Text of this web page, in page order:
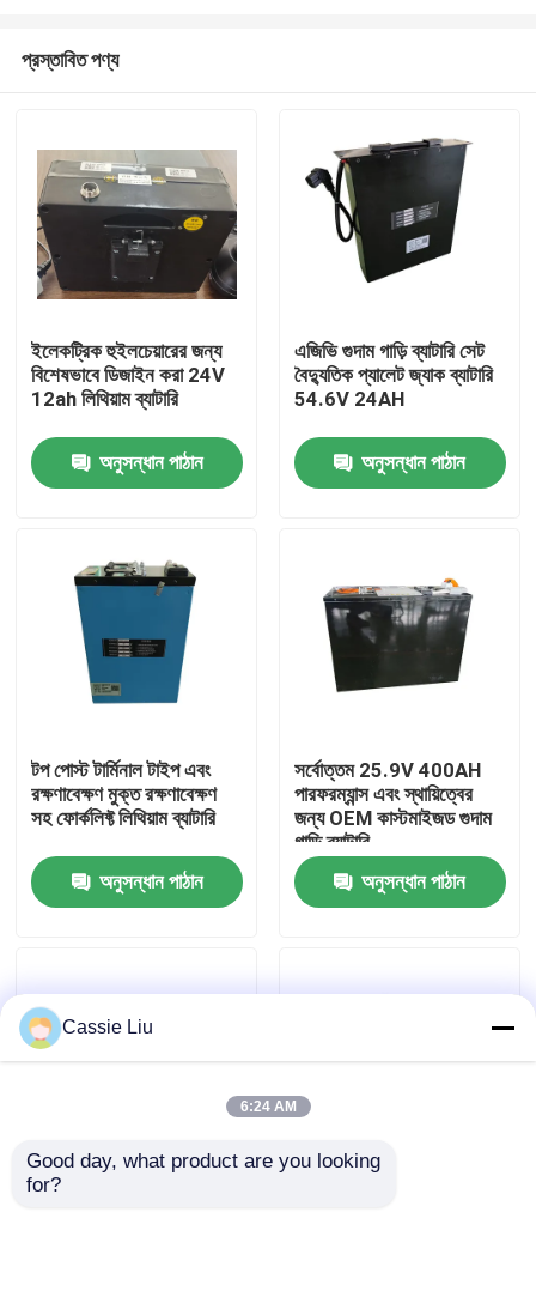
আমাদের সম্পর্কে
কারখানা ভ্রমণ
মান নিয়ন্ত্রণ
ফর্কলিফ্ট লিথিয়াম ব্যাটারি
প্রস্তাবিত পণ্য
ইলেকট্রিক হুইলচেয়ারের জন্য
বিশেষভাবে ডিজাইন করা 24V
12ah লিথিয়াম ব্যাটারি
অনুসন্ধান পাঠান
এজিভি গুদাম গাড়ি ব্যাটারি সেট
বৈদ্যুতিক প্যালেট জ্যাক ব্যাটারি
54.6V 24AH
অনুসন্ধান পাঠান
টপ পোস্ট টার্মিনাল টাইপ এবং
রক্ষণাবেক্ষণ মুক্ত রক্ষণাবেক্ষণ
সহ ফোর্কলিফ্ট লিথিয়াম ব্যাটারি
অনুসন্ধান পাঠান
সর্বোত্তম 25.9V 400AH
পারফরম্যান্স এবং স্থায়িত্বের
জন্য OEM কাস্টমাইজড গুদাম
গাড়ি ব্যাটারি
অনুসন্ধান পাঠান
750x170x570mm গুদাম
Cassie Liu
6:24 AM
Good day, what product are you looking
for?